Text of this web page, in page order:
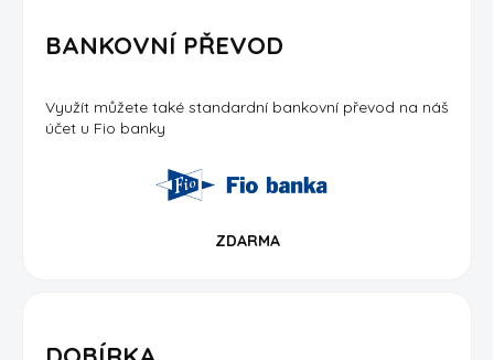
BANKOVNÍ PŘEVOD
Využít můžete také standardní bankovní převod na náš
účet u Fio banky
ZDARMA